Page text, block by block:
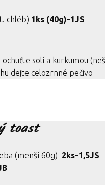
chléb) 1ks (40g)-1JS
ochuťte solí a kurkumou
dejte celozrnné pečivo
toast
(menší 60g) 2ks-1,5JS